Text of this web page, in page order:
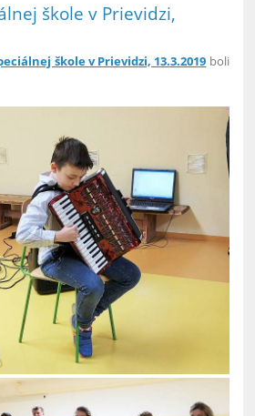
škole v Prievidzi,
škole v Prievidzi, 13.3.2019 boli